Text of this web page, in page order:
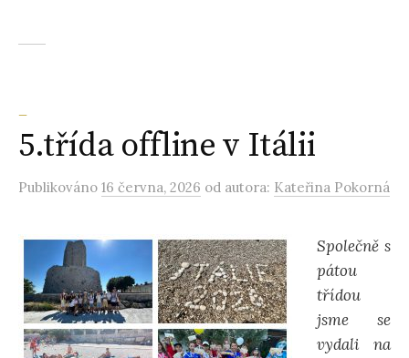
5.třída offline v Itálii
Publikováno 16 června, 2026 od autora: Kateřina Pokorná
Společně s
pátou
třídou
jsme se
vydali na